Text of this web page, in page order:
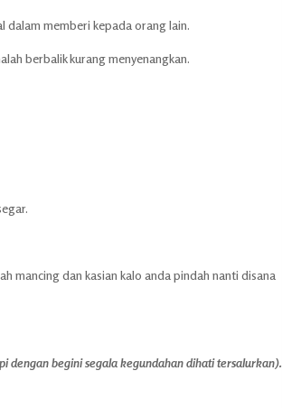
dalam memberi kepada orang lain.
berbalik kurang menyenangkan.
mancing dan kasian kalo anda pindah nanti disana
dengan begini segala kegundahan dihati tersalurkan).